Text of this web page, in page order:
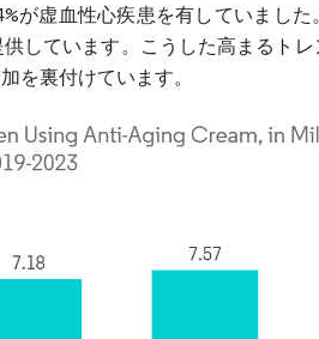
が虚血性心疾患を有していました
しています。こうした高まるト
を裏付けています。